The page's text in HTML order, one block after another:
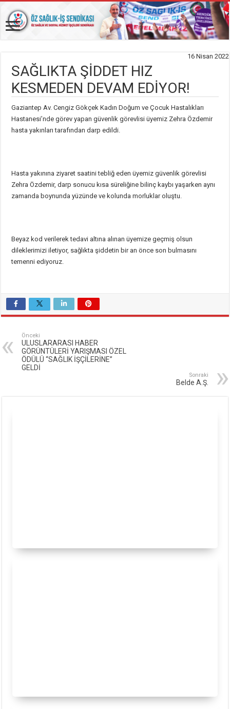
16 Nisan 2022
SAĞLIKTA ŞİDDET HIZ
KESMEDEN DEVAM EDİYOR!
Gaziantep Av. Cengiz Gökçek Kadın Doğum ve Çocuk Hastalıkları
Hastanesi’nde görev yapan güvenlik görevlisi üyemiz Zehra Özdemir
hasta yakınları tarafından darp edildi.
Hasta yakınına ziyaret saatini tebliğ eden üyemiz güvenlik görevlisi
Zehra Özdemir, darp sonucu kısa süreliğine bilinç kaybı yaşarken aynı
zamanda boynunda yüzünde ve kolunda morluklar oluştu.
Beyaz kod verilerek tedavi altına alınan üyemize geçmiş olsun
dileklerimizi iletiyor, sağlıkta şiddetin bir an önce son bulmasını
temenni ediyoruz.
Önceki
ULUSLARARASI HABER
GÖRÜNTÜLERİ YARIŞMASI ÖZEL
ÖDÜLÜ “SAĞLIK İŞÇİLERİNE”
GELDİ
Sonraki
Belde A.Ş.